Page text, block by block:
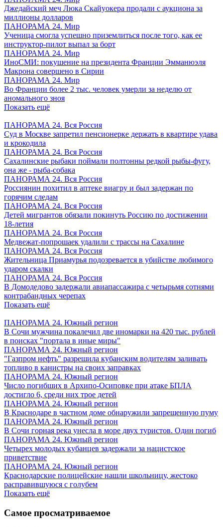
Джедайский меч Люка Скайуокера продали с аукциона за
миллионы долларов
ПАНОРАМА 24. Мир
Ученица смогла успешно приземлиться после того, как ее
инструктор-пилот выпал за борт
ПАНОРАМА 24. Мир
ИноСМИ: покушение на президента Франции Эмманюэля
Макрона совершено в Сирии
ПАНОРАМА 24. Мир
Во Франции более 2 тыс. человек умерли за неделю от
аномального зноя
Показать ещё
ПАНОРАМА 24. Вся Россия
Суд в Москве запретил пенсионерке держать в квартире удава
и крокодила
ПАНОРАМА 24. Вся Россия
Сахалинские рыбаки поймали полтонны редкой рыбы-фугу,
она же - рыба-собака
ПАНОРАМА 24. Вся Россия
Россиянин похитил в аптеке виагру и был задержан по
горячим следам
ПАНОРАМА 24. Вся Россия
Детей мигрантов обязали покинуть Россию по достижении
18-летия
ПАНОРАМА 24. Вся Россия
Медвежат-попрошаек удалили с трассы на Сахалине
ПАНОРАМА 24. Вся Россия
Жительница Приамурья подозревается в убийстве любимого
ударом скалки
ПАНОРАМА 24. Вся Россия
В Домодедово задержали авиапассажира с четырьмя сотнями
контрабандных черепах
Показать ещё
ПАНОРАМА 24. Южный регион
В Сочи мужчина покалечил две иномарки на 420 тыс. рублей
в поисках "портала в иные миры"
ПАНОРАМА 24. Южный регион
"Газпром нефть" разрешила кубанским водителям заливать
топливо в канистры на своих заправках
ПАНОРАМА 24. Южный регион
Число погибших в Архипо-Осиповке при атаке БПЛА
достигло 6, среди них трое детей
ПАНОРАМА 24. Южный регион
В Краснодаре в частном доме обнаружили запрещенную пуму
ПАНОРАМА 24. Южный регион
В Сочи горная река унесла в море двух туристов. Один погиб
ПАНОРАМА 24. Южный регион
Четырех молодых кубанцев задержали за нацистское
приветствие
ПАНОРАМА 24. Южный регион
Краснодарские полицейские нашли школьницу, жестоко
расправившуюся с голубем
Показать ещё
Самое просматриваемое